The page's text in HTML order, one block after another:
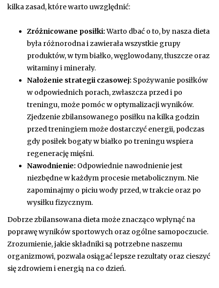
kilka zasad, które warto uwzględnić:
Zróżnicowane posiłki:Warto dbać o to, by nasza dieta
była różnorodna i zawierała wszystkie grupy
produktów, w tym białko, węglowodany, tłuszcze oraz
witaminy i minerały.
Nałożenie strategii czasowej: Spożywanie posiłków
w odpowiednich porach, zwłaszcza przed i po
treningu, może pomóc w optymalizacji wyników.
Zjedzenie zbilansowanego posiłku na kilka godzin
przed treningiem może dostarczyć energii, podczas
gdy posiłek bogaty w białko po treningu wspiera
regenerację mięśni.
Nawodnienie: Odpowiednie nawodnienie jest
niezbędne w każdym procesie metabolicznym. Nie
zapominajmy o piciu wody przed, w trakcie oraz po
wysiłku fizycznym.
Dobrze zbilansowana dieta może znacząco wpłynąć na
poprawę wyników sportowych oraz ogólne samopoczucie.
Zrozumienie, jakie składniki są potrzebne naszemu
organizmowi, pozwala osiągać lepsze rezultaty oraz cieszyć
się zdrowiem i energią na co dzień.